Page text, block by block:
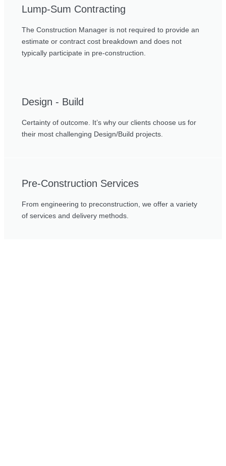
Lump-Sum Contracting
The Construction Manager is not required to provide an
estimate or contract cost breakdown and does not
typically participate in pre-construction.
Design - Build
Certainty of outcome. It’s why our clients choose us for
their most challenging Design/Build projects.
Pre-Construction Services
From engineering to preconstruction, we offer a variety
of services and delivery methods.